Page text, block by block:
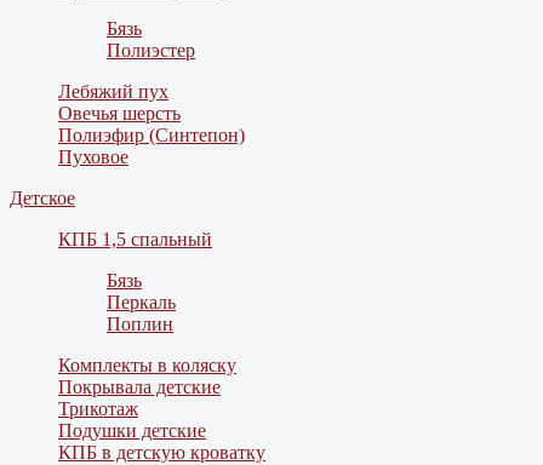
Бязь
Полиэстер
Лебяжий пух
Овечья шерсть
Полиэфир (Синтепон)
Пуховое
Детское
КПБ 1,5 спальный
Бязь
Перкаль
Поплин
Комплекты в коляску
Покрывала детские
Трикотаж
Подушки детские
КПБ в детскую кроватку